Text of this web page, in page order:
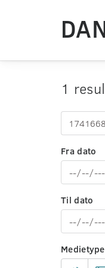
1
Fra dato
Til dato
Medietype